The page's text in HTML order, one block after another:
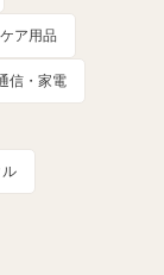
ア用品
信・家電
ル